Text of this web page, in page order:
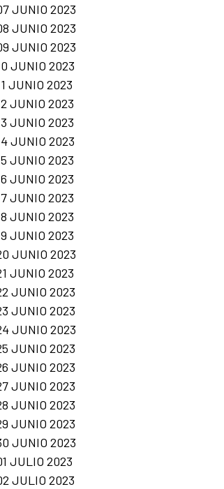
JUNIO 2023
JUNIO 2023
JUNIO 2023
JUNIO 2023
JUNIO 2023
JUNIO 2023
JUNIO 2023
JUNIO 2023
JUNIO 2023
JUNIO 2023
JUNIO 2023
JUNIO 2023
JUNIO 2023
JUNIO 2023
JUNIO 2023
JUNIO 2023
JUNIO 2023
JUNIO 2023
JUNIO 2023
JUNIO 2023
JUNIO 2023
JUNIO 2023
JUNIO 2023
JUNIO 2023
JULIO 2023
JULIO 2023